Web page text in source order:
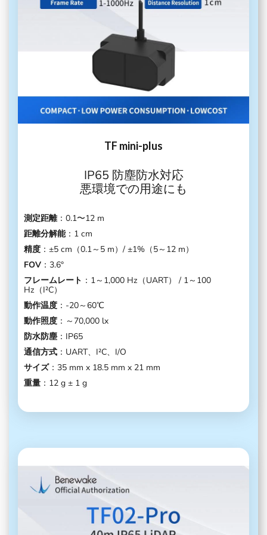
TF mini-plus
IP65 防塵防水対応
悪環境での用途にも
測定距離：0.1〜12 m
距離分解能：1 cm
精度 ：±5 cm（0.1～5 m）/ ±1%（5～12 m）
FOV ：3.6°
フレームレート ：1～1,000 Hz（UART） / 1～100
Hz（I²C）
動作温度 ：-20～60℃
動作照度 ：～70,000 lx
防水防塵 ：IP65
通信方式 ：UART、I²C、I/O
サイズ：35 mm x 18.5 mm x 21 mm
重量 ：12 g ± 1 g